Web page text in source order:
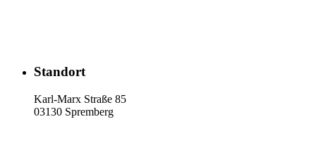
Standort
Karl-Marx Straße 85
03130 Spremberg